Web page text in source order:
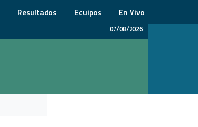
Resultados Equipos En Vivo
07/08/2026